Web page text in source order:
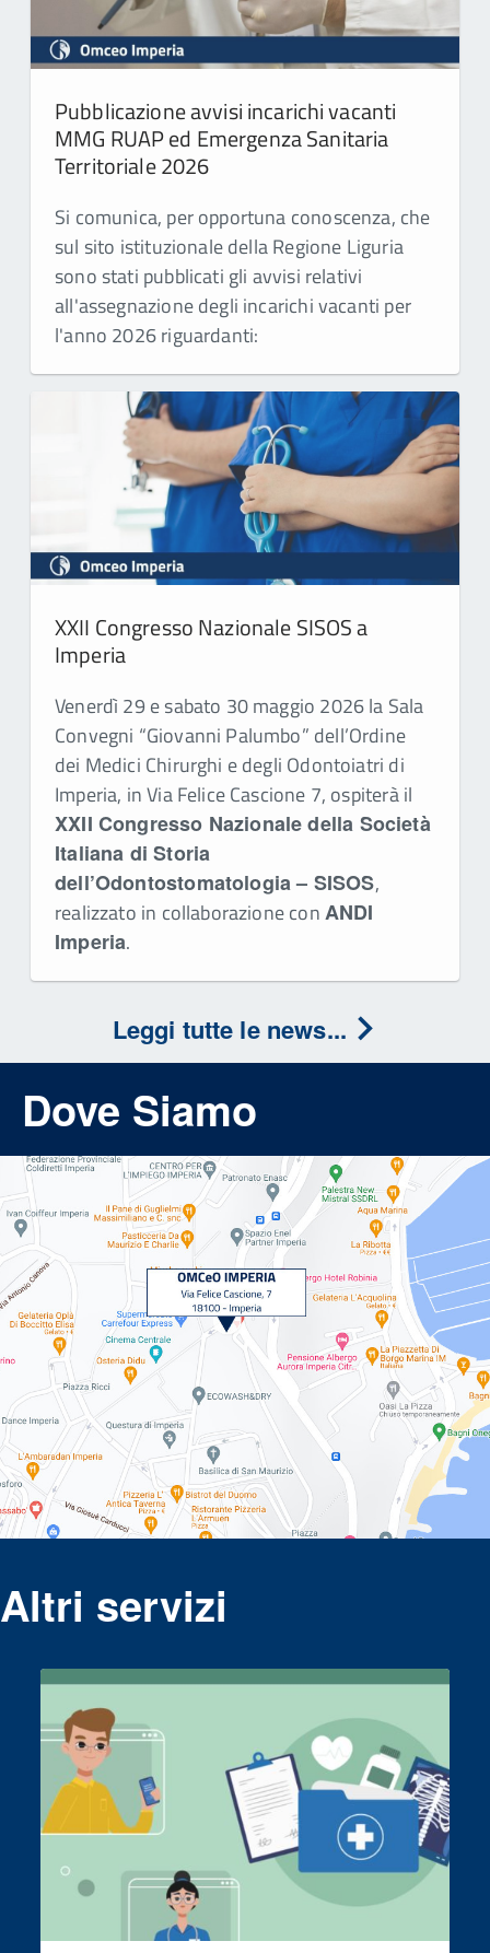
Pubblicazione avvisi incarichi vacanti
MMG RUAP ed Emergenza Sanitaria
Territoriale 2026
Si comunica, per opportuna conoscenza, che
sul sito istituzionale della Regione Liguria
sono stati pubblicati gli avvisi relativi
all'assegnazione degli incarichi vacanti per
l'anno 2026 riguardanti:
XXII Congresso Nazionale SISOS a
Imperia
Venerdì 29 e sabato 30 maggio 2026 la Sala
Convegni “Giovanni Palumbo” dell’Ordine
dei Medici Chirurghi e degli Odontoiatri di
Imperia, in Via Felice Cascione 7, ospiterà il
XXII Congresso Nazionale della Società
Italiana di Storia
dell’Odontostomatologia – SISOS,
realizzato in collaborazione conANDI
Imperia.
Leggi tutte le news...
Dove Siamo
Altri servizi